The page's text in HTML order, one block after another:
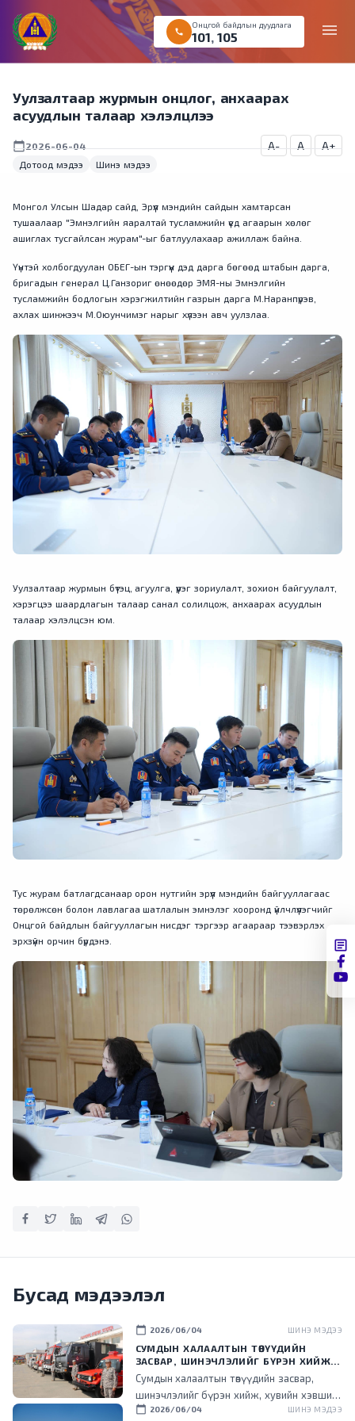
menu
call
Онцгой байдлын дуудлага
101 ,105
Уулзалтаар журмын онцлог, анхаарах
асуудлын талаар хэлэлцлээ
calendar_today2026-06-04
Дотоод мэдээ
Шинэ мэдээ
A- A A+
Монгол Улсын Шадар сайд, Эрүүл мэндийн сайдын хамтарсан
тушаалаар "Эмнэлгийн яаралтай тусламжийн үед агаарын хөлөг
ашиглах тусгайлсан журам"-ыг батлуулахаар ажиллаж байна.
Үүнтэй холбогдуулан ОБЕГ-ын тэргүүн дэд дарга бөгөөд штабын дарга,
бригадын генерал Ц.Ганзориг өнөөдөр ЭМЯ-ны Эмнэлгийн
тусламжийн бодлогын хэрэгжилтийн газрын дарга М.Наранпүрэв,
ахлах шинжээч М.Оюунчимэг нарыг хүлээн авч уулзлаа.
Уулзалтаар журмын бүтэц, агуулга, үүрэг зориулалт, зохион байгуулалт,
хэрэгцээ шаардлагын талаар санал солилцож, анхаарах асуудлын
талаар хэлэлцсэн юм.
Тус журам батлагдсанаар орон нутгийн эрүүл мэндийн байгууллагаас
төрөлжсөн болон лавлагаа шатлалын эмнэлэг хооронд үйлчлүүлэгчийг
Онцгой байдлын байгууллагын нисдэг тэргээр агаараар тээвэрлэх
эрхзүйн орчин бүрдэнэ.
Бусад мэдээлэл
calendar_today 2026/06/04 ШИНЭ МЭДЭЭ
СУМДЫН ХАЛААЛТЫН ТӨВҮҮДИЙН
ЗАСВАР, ШИНЭЧЛЭЛИЙГ БҮРЭН ХИЙЖ,
ХУВИЙН ХЭВШИЛ РҮҮ МЕНЕЖМЕНТИЙГ
НЬ ШИЛЖҮҮЛСЭН ГЭДГИЙГ ОНЦОЛЛОО
Сумдын халаалтын төвүүдийн засвар,
шинэчлэлийг бүрэн хийж, хувийн хэвшил
рүү менежментийг нь шилжүүлснээр
calendar_today 2026/06/04 ШИНЭ МЭДЭЭ